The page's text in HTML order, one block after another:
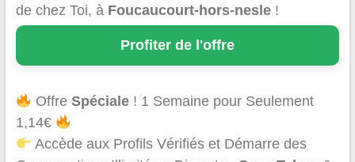
de chez Toi, à Foucaucourt-hors-nesle!
Profiter de l'offre
OffreSpéciale ! 1 Semaine pour Seulement
1,14€
Accède aux Profils Vérifiés et Démarre des